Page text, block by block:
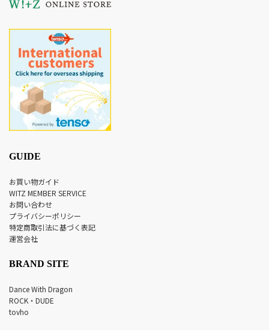
GUIDE
お買い物ガイド
WITZ MEMBER SERVICE
お問い合わせ
プライバシーポリシー
特定商取引法に基づく表記
運営会社
BRAND SITE
Dance With Dragon
ROCK・DUDE
tovho